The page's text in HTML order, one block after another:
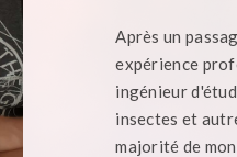
Après un
expérience
ingénieur
insectes et
majorité de